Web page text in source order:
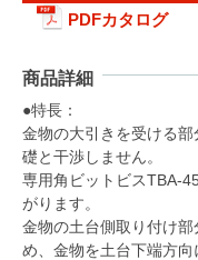
PDFカタログ
商品詳細
●特長：
金物の大引きを受ける
礎と干渉しません。
専用角ビットビスTBA-
がります。
金物の土台側取り付け
め、金物を土台下端方